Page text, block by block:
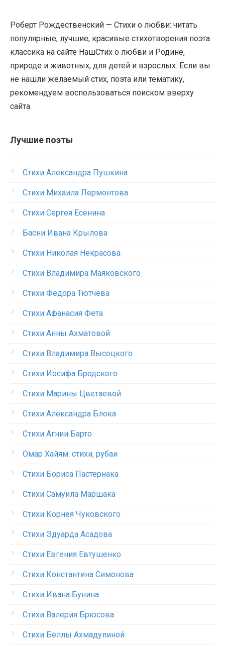
Роберт Рождественский — Стихи о любви: читать
популярные, лучшие, красивые стихотворения поэта
классика на сайте НашСтих о любви и Родине,
природе и животных, для детей и взрослых. Если вы
не нашли желаемый стих, поэта или тематику,
рекомендуем воспользоваться поиском вверху
сайта.
Лучшие поэты
Стихи Александра Пушкина
Стихи Михаила Лермонтова
Стихи Сергея Есенина
Басни Ивана Крылова
Стихи Николая Некрасова
Стихи Владимира Маяковского
Стихи Федора Тютчева
Стихи Афанасия Фета
Стихи Анны Ахматовой
Стихи Владимира Высоцкого
Стихи Иосифа Бродского
Стихи Марины Цветаевой
Стихи Александра Блока
Стихи Агнии Барто
Омар Хайям: стихи, рубаи
Стихи Бориса Пастернака
Стихи Самуила Маршака
Стихи Корнея Чуковского
Стихи Эдуарда Асадова
Стихи Евгения Евтушенко
Стихи Константина Симонова
Стихи Ивана Бунина
Стихи Валерия Брюсова
Стихи Беллы Ахмадулиной